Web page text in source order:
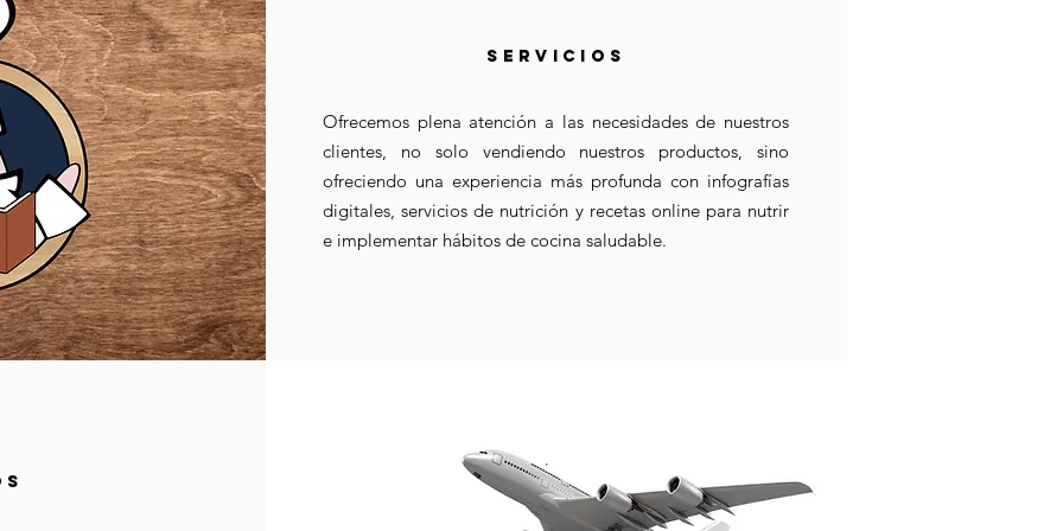
SERVICIOS
Ofrecemos plena atención a las necesidades de nuestros
clientes, no solo vendiendo nuestros productos, sino
ofreciendo una experiencia más profunda con infografías
digitales, servicios de nutrición y recetas online para nutrir
e implementar hábitos de cocina saludable.